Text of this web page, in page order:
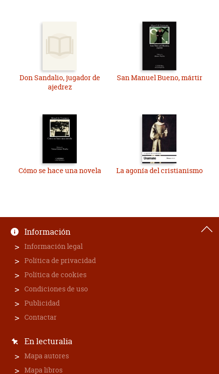
Don Sandalio, jugador de
ajedrez
San Manuel Bueno, mártir
Cómo se hace una novela La agonía del cristianismo
Información
Información legal
Política de privacidad
Política de cookies
Condiciones de uso
Publicidad
Contactar
En lecturalia
Mapa autores
Mapa libros